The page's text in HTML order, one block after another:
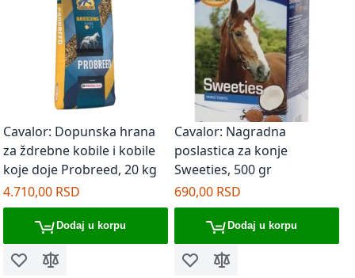
Cavalor: Dopunska hrana
za ždrebne kobile i kobile
koje doje Probreed, 20 kg
4.710,00 RSD
Dodaj u korpu
Dodaj u listu želja
Dodaj za poređenje
Cavalor: Nagradna
poslastica za konje
Sweeties, 500 gr
690,00 RSD
Dodaj u korpu
Dodaj u listu želja
Dodaj za poređenje